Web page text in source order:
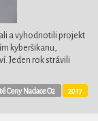
a vyhodnotili projekt
kyberšikanu,
Jeden rok strávili
2017
Ceny Nadace O2